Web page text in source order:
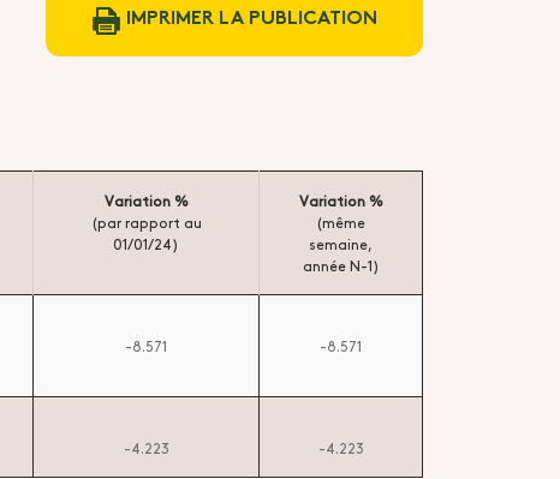
IMPRIMER LA PUBLICATION
Variation %
(par rapport au
01/01/24)
Variation %
(même
semaine,
année N-1)
-8.571 -8.571
-4.223 -4.223